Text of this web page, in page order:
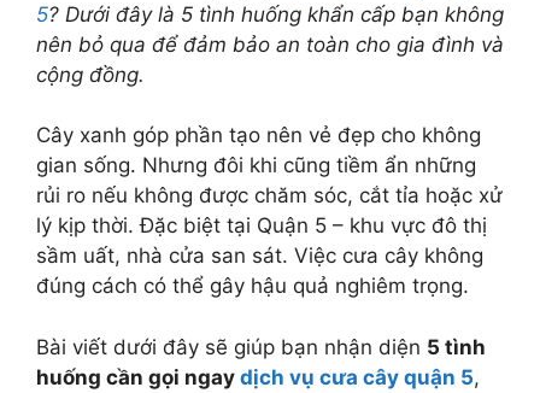
5? Dưới đây là 5 tình huống khẩn cấp bạn không
nên bỏ qua để đảm bảo an toàn cho gia đình và
cộng đồng.
Cây xanh góp phần tạo nên vẻ đẹp cho không
gian sống. Nhưng đôi khi cũng tiềm ẩn những
rủi ro nếu không được chăm sóc, cắt tỉa hoặc xử
lý kịp thời. Đặc biệt tại Quận 5 – khu vực đô thị
sầm uất, nhà cửa san sát. Việc cưa cây không
đúng cách có thể gây hậu quả nghiêm trọng.
Bài viết dưới đây sẽ giúp bạn nhận diện 5 tình
huống cần gọi ngay dịch vụ cưa cây quận 5,